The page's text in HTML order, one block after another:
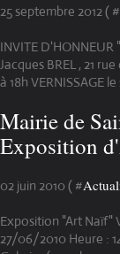
25 septembre 2012 ( #
INVITE D'HONNEUR
Jacques BREL , 21
à 18h VERNISSAGE
Mairie de
Exposition
02 juin 2010 ( #
Exposition "Art Naïf"
27/06/2010 Heure :